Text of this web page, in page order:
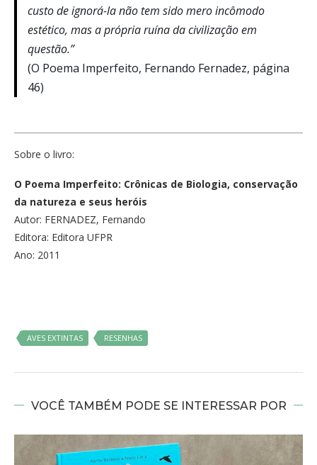
custo de ignorá-la não tem sido mero incômodo
estético, mas a própria ruína da civilização em
questão.”
(O Poema Imperfeito, Fernando Fernadez, página
46)
Sobre o livro:
O Poema Imperfeito: Crônicas de Biologia, conservação
da natureza e seus heróis
Autor: FERNADEZ, Fernando
Editora: Editora UFPR
Ano: 2011
AVES EXTINTAS RESENHAS
VOCÊ TAMBÉM PODE SE INTERESSAR POR